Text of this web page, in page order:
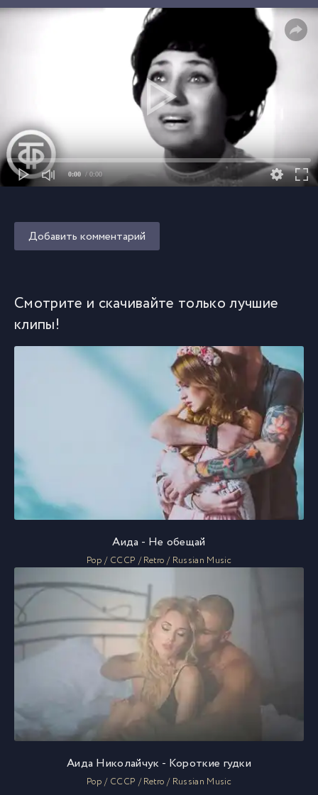
0:00 / 0:00
Добавить комментарий
Смотрите и скачивайте только лучшие
клипы!
Аида - Не обещай
Pop / СССР / Retro / Russian Music
Аида Николайчук - Короткие гудки
Pop / СССР / Retro / Russian Music